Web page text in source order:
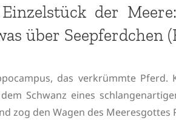
der
über Seepferdchen
das verkrümmte Pferd.
Schwanz eines
zog den Wagen des Meeresgottes